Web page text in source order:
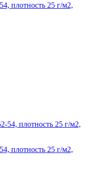
плотность 25 г/м2,
плотность 25 г/м2,